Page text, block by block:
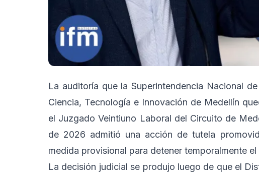
La auditoría que la Superintendencia Nacional
Ciencia, Tecnología e Innovación de Medellín
el Juzgado Veintiuno Laboral del Circuito de
de 2026 admitió una acción de tutela
medida provisional para detener temporalmente
La decisión judicial se produjo luego de que el